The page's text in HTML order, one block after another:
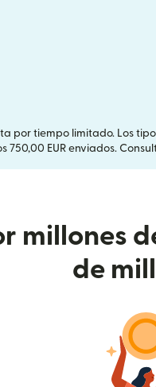
por tiempo limitado. Los
EUR enviados.
millones
de